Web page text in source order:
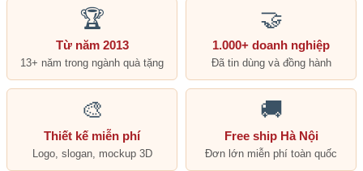
🏆
Từ năm 2013
13+ năm trong ngành quà tặng
🤝
1.000+ doanh nghiệp
Đã tin dùng và đồng hành
🎨
Thiết kế miễn phí
Logo, slogan, mockup 3D
🚚
Free ship Hà Nội
Đơn lớn miễn phí toàn quốc